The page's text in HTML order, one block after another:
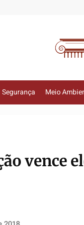
Segurança Meio
vence